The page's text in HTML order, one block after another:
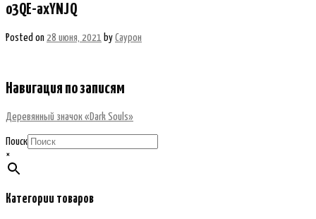
o3QE-axYNJQ
Posted on 28 июня, 2021 by Саурон
Навигация по записям
Деревянный значок «Dark Souls»
Поиск
×
Категории товаров